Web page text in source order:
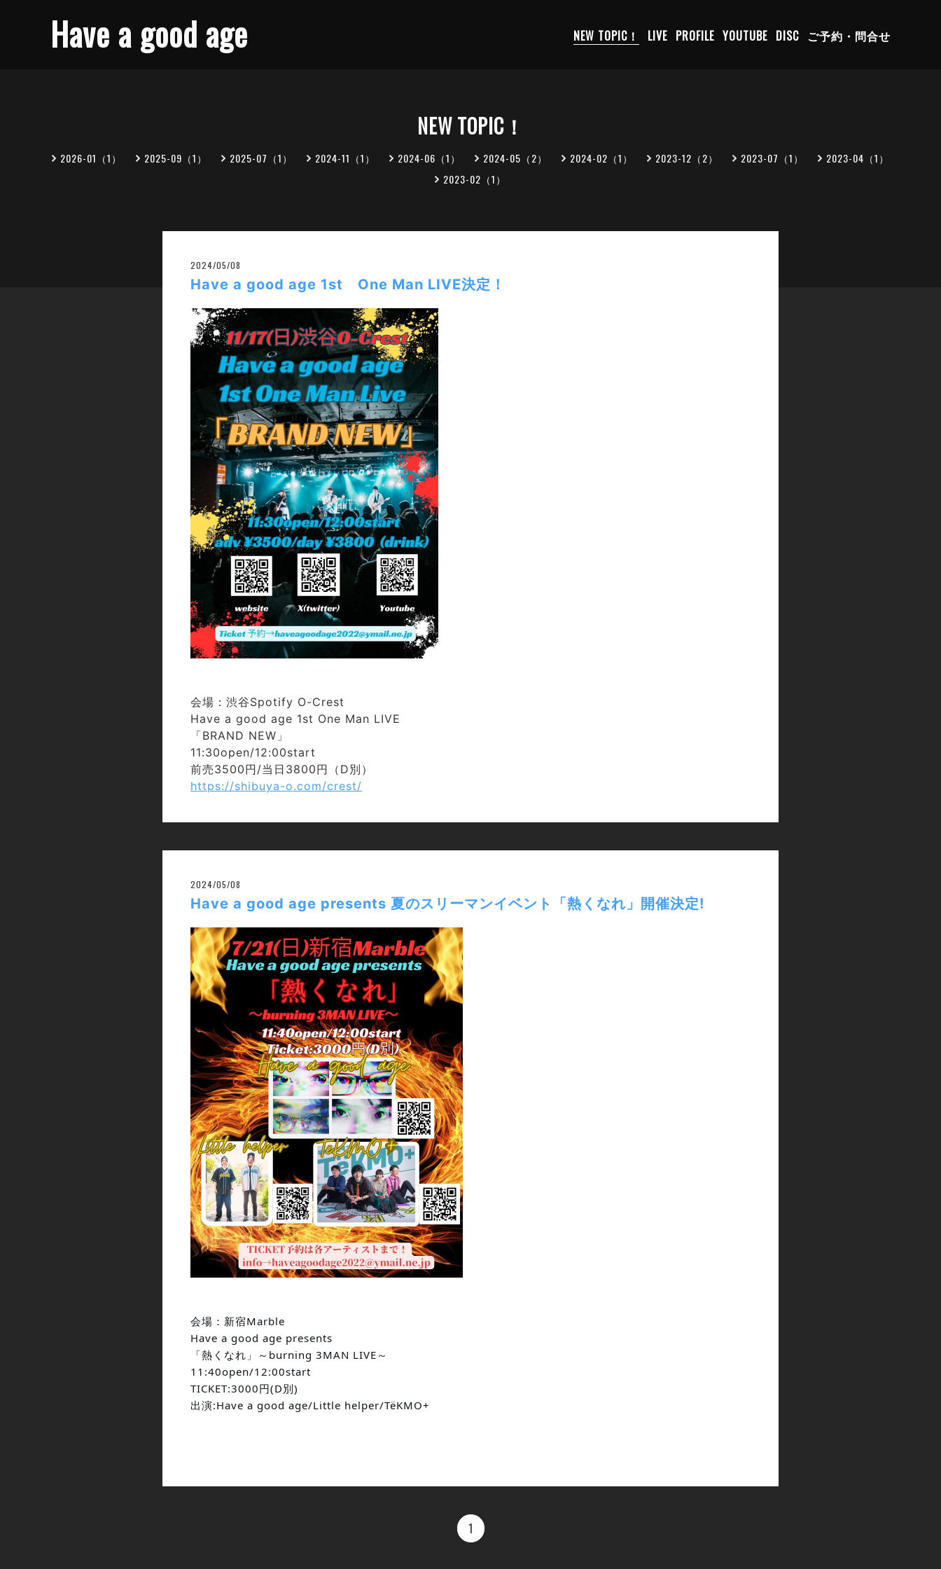
Have a good age NEW TOPIC！ LIVE PROFILE YOUTUBE DISC ご予約・問合せ
NEW TOPIC！
2026-01（1） 2025-09（1） 2025-07（1） 2024-11（1） 2024-06（1） 2024-05（2） 2024-02（1） 2023-12（2） 2023-07（1）
2023-04（1）
2023-02（1）
2024/05/08
Have a good age 1st One Man LIVE決定！
会場：渋谷Spotify O-Crest
Have a good age 1st One Man LIVE
「BRAND NEW」
11:30open/12:00start
前売3500円/当日3800円（D別）
https://shibuya-o.com/crest/
2024/05/08
Have a good age presents 夏のスリーマンイベント「熱くなれ」開催決定!
会場：新宿Marble
Have a good age presents
「熱くなれ」～burning 3MAN LIVE～
11:40open/12:00start
TICKET:3000円(D別)
出演:Have a good age/Little helper/TëKMO+
1